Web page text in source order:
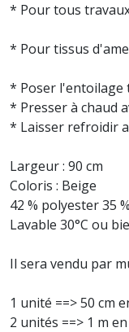
* Pour tous
* Pour tissus
* Poser l'entoilage
* Presser à chaud
* Laisser refroidir
Largeur : 90 cm
Coloris : Beige
42 % polyester 35
Lavable 30°C ou
Il sera vendu par
1 unité ==> 50 cm
2 unités ==> 1 m